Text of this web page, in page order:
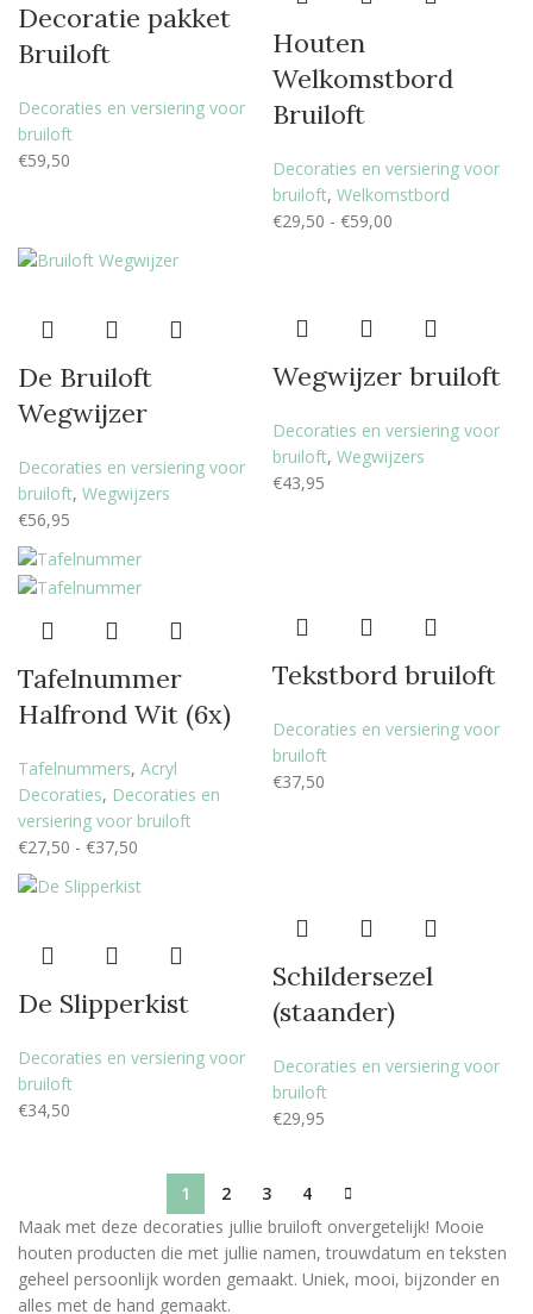
Decoratie pakket
Bruiloft
Decoraties en versiering voor
bruiloft
€59,50
Houten
Welkomstbord
Bruiloft
Decoraties en versiering voor
bruiloft, Welkomstbord
€29,50 - €59,00
De Bruiloft
Wegwijzer
Decoraties en versiering voor
bruiloft, Wegwijzers
€56,95
Wegwijzer bruiloft
Decoraties en versiering voor
bruiloft, Wegwijzers
€43,95
Tafelnummer
Halfrond Wit (6x)
Tafelnummers, Acryl
Decoraties, Decoraties en
versiering voor bruiloft
€27,50 - €37,50
Tekstbord bruiloft
Decoraties en versiering voor
bruiloft
€37,50
De Slipperkist
Decoraties en versiering voor
bruiloft
€34,50
Schildersezel
(staander)
Decoraties en versiering voor
bruiloft
€29,95
1 2 3
4
Maak met deze decoraties jullie bruiloft onvergetelijk! Mooie
houten producten die met jullie namen, trouwdatum en teksten
geheel persoonlijk worden gemaakt. Uniek, mooi, bijzonder en
alles met de hand gemaakt.